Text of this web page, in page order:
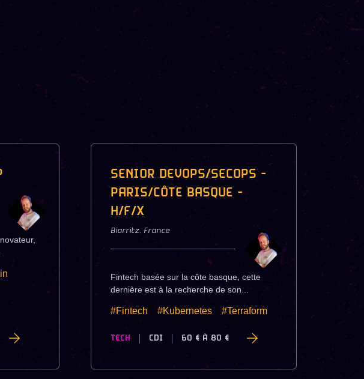
SENIOR DEVOPS/SECOPS -
PARIS/CÔTE BASQUE -
H/F/X
Biarritz, France
Fintech basée sur la côte basque, cette
dernière est à la recherche de son...
#Fintech #Kubernetes #Terraform
TECH CDI 60 € À 80 €